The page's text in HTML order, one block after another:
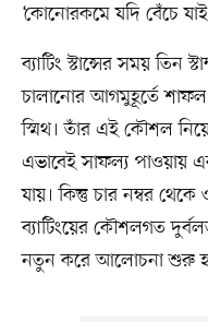
‘কোনোরকমে যদি বেঁচে যাই’
ব্যাটিং স্টান্সের সময় তিন
চালানোর আগমুহূর্তে
স্মিথ। তাঁর এই কৌশল
এভাবেই সাফল্য পাওয়ায়
যায়। কিন্তু চার নম্বর
ব্যাটিংয়ের কৌশলগত
নতুন করে আলোচনা শুরু